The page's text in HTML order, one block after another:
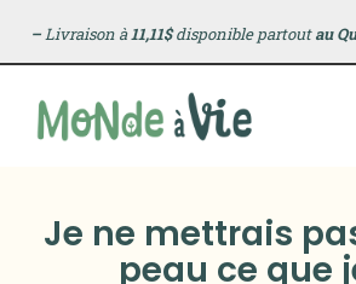
–Livraison à11,11$disponible partoutau
Je ne mettrais
peau ce que